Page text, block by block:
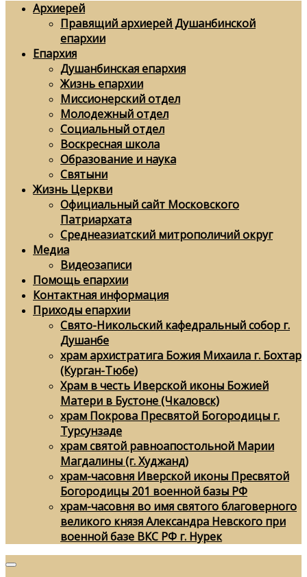
Архиерей
Правящий архиерей Душанбинской
епархии
Епархия
Душанбинская епархия
Жизнь епархии
Миссионерский отдел
Молодежный отдел
Социальный отдел
Воскресная школа
Образование и наука
Святыни
Жизнь Церкви
Официальный сайт Московского
Патриархата
Среднеазиатский митрополичий округ
Медиа
Видеозаписи
Помощь епархии
Контактная информация
Приходы епархии
Свято-Никольский кафедральный собор г.
Душанбе
храм архистратига Божия Михаила г. Бохтар
(Курган-Тюбе)
Храм в честь Иверской иконы Божией
Матери в Бустоне (Чкаловск)
храм Покрова Пресвятой Богородицы г.
Турсунзаде
храм святой равноапостольной Марии
Магдалины (г. Худжанд)
храм-часовня Иверской иконы Пресвятой
Богородицы 201 военной базы РФ
храм-часовня во имя святого благоверного
великого князя Александра Невского при
военной базе ВКС РФ г. Нурек